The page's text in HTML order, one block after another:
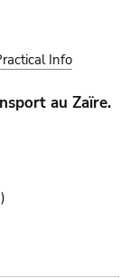
Info
au Zaïre.